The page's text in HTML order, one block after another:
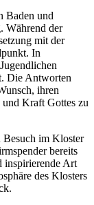
Baden und
. Während der
mit der
In
Die Antworten
ihren
Kraft Gottes zu
im Kloster
bereits
inspirierende Art
des Klosters